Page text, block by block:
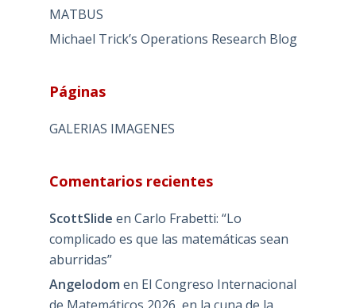
MATBUS
Michael Trick’s Operations Research Blog
Páginas
GALERIAS IMAGENES
Comentarios recientes
ScottSlide en Carlo Frabetti: “Lo
complicado es que las matemáticas sean
aburridas”
Angelodom en El Congreso Internacional
de Matemáticos 2026, en la cuna de la